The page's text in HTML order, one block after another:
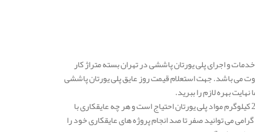
در هر کیلو 800.000 الی 850.000 تومان است و هزینه خدمات و اجرای پلی یورتان پاششی در تهران بسته متراژ کار
می باشد. جهت استعلام قیمت روز عایق پلی یورتان پاششی
بهره لازم را ببرید.
به طور کلی می توان بیان نمود که برای عایقکاری پلی یورتان در هر یک متر مربه با ضخامت پنچ سانتی متر، 2 کیلوگرم مواد پلی یورتان احتیاج است و هر چه عایقکاری با
می توانید صفر تا صد انجام پروژه های عایقکاری خود را